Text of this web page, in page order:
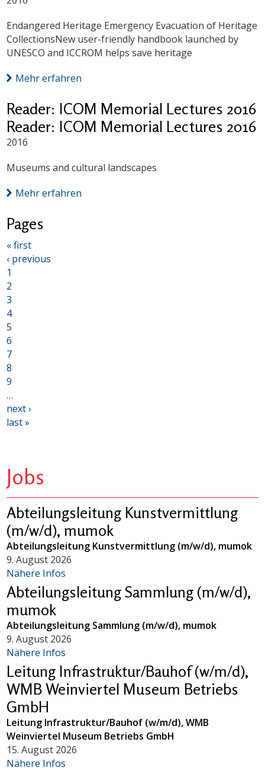
Endangered Heritage Emergency Evacuation of Heritage
CollectionsNew user-friendly handbook launched by
UNESCO and ICCROM helps save heritage
Mehr erfahren
Reader: ICOM Memorial Lectures 2016
Reader: ICOM Memorial Lectures 2016
2016
Museums and cultural landscapes
Mehr erfahren
Pages
« first
‹ previous
1
2
3
4
5
6
7
8
9
…
next ›
last »
Jobs
Abteilungsleitung Kunstvermittlung
(m/w/d), mumok
Abteilungsleitung Kunstvermittlung (m/w/d), mumok
9. August 2026
Nähere Infos
Abteilungsleitung Sammlung (m/w/d),
mumok
Abteilungsleitung Sammlung (m/w/d), mumok
9. August 2026
Nähere Infos
Leitung Infrastruktur/Bauhof (w/m/d),
WMB Weinviertel Museum Betriebs
GmbH
Leitung Infrastruktur/Bauhof (w/m/d), WMB
Weinviertel Museum Betriebs GmbH
15. August 2026
Nähere Infos